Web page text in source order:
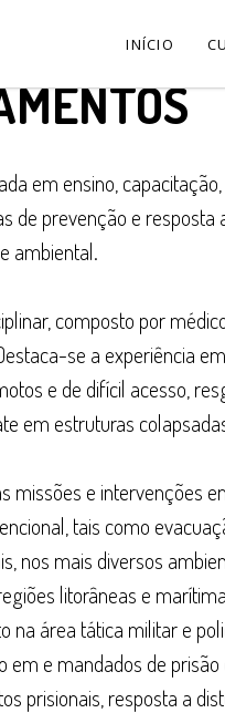
INÍCIO
em ensino,
de prevenção e resposta
ambiental.
composto por
se a experiência
e de difícil acesso,
em estruturas
missões e intervenções
tais como
nos mais diversos
litorâneas e
na área tática militar e
em e mandados de
prisionais, resposta a